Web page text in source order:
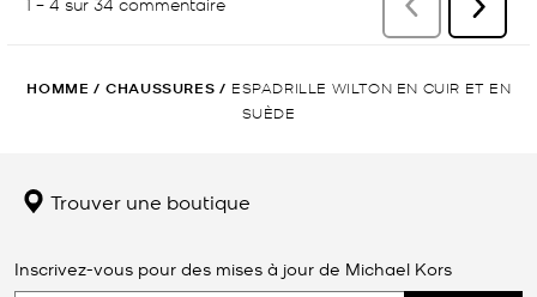
HOMME / CHAUSSURES / ESPADRILLE WILTON EN CUIR ET EN
SUÈDE
Trouver une boutique
Inscrivez-vous pour des mises à jour de Michael Kors